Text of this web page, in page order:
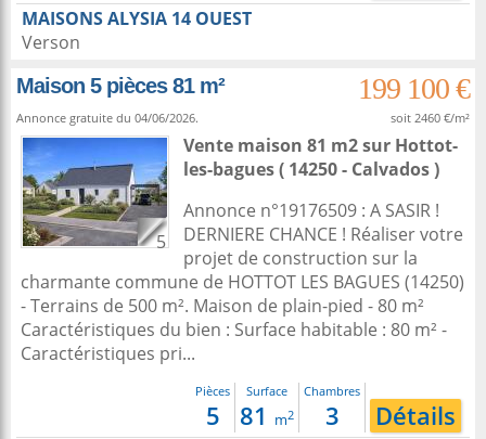
MAISONS ALYSIA 14 OUEST
Verson
Maison 5 pièces 81 m²
199 100 €
Annonce gratuite du 04/06/2026. soit 2460 €/m²
5
Vente maison 81 m2sur Hottot-
les-bagues( 14250 - Calvados )
Annonce n°19176509 : A SASIR !
DERNIERE CHANCE ! Réaliser votre
projet de construction sur la
charmante commune de HOTTOT LES BAGUES (14250)
- Terrains de 500 m². Maison de plain-pied - 80 m²
Caractéristiques du bien : Surface habitable : 80 m² -
Caractéristiques pri...
Pièces
5
Surface
81 m2
Chambres
3 Détails